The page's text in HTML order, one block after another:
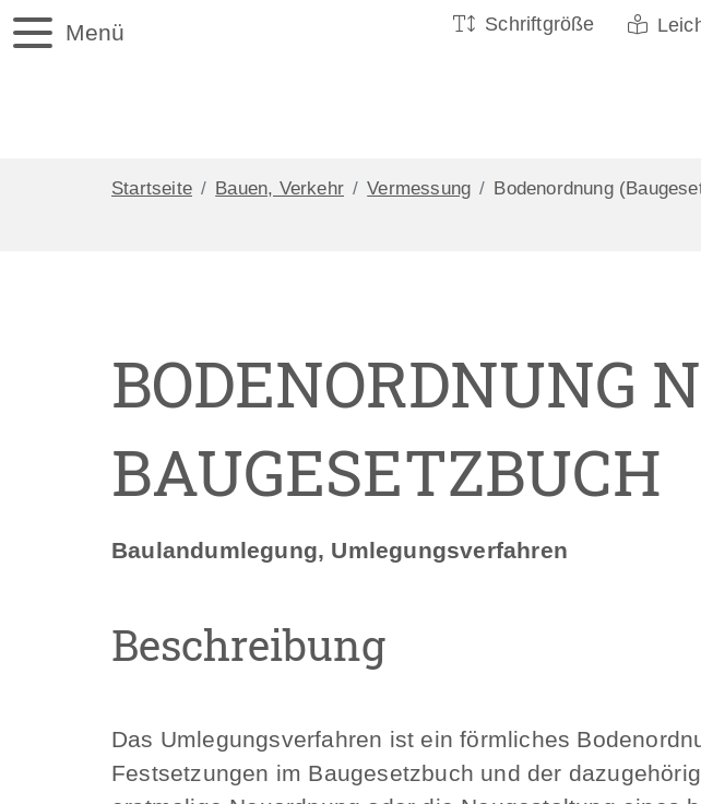
Menü Schriftgröße
Startseite Bauen, Verkehr Vermessung Bodenordnung
BODENORDNUNG
BAUGESETZBUCH
Baulandumlegung, Umlegungsverfahren
Beschreibung
Das Umlegungsverfahren ist ein förmliches
Festsetzungen im Baugesetzbuch und der